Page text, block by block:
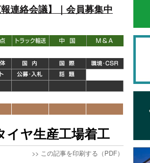
連絡会議】｜会員募集中
イヤ生産工場着工
>> この記事を印刷する（PDF）